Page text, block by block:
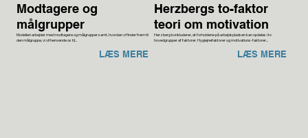
Modtagere og
målgrupper
Modellen arbejder med modtagere og målgrupper samt, hvordan vi finder frem til
den målgruppe, vi vil henvende os til...
LÆS MERE
Herzbergs to-faktor
teori om motivation
Herzberg konkluderer, at forholdene på arbejdspladsen kan opdeles i to
hovedgrupper af faktorer. Hygiejnefaktorer og motivations-faktorer...
LÆS MERE